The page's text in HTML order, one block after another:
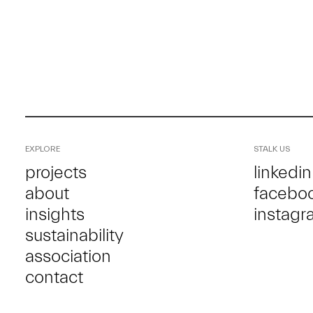
EXPLORE
projects
about
insights
sustainability
association
contact
STALK US
linkedin